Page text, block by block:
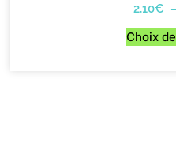
2,10€ –
Choix